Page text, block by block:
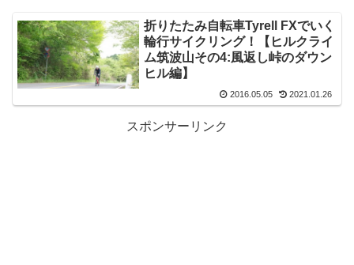
折りたたみ自転車Tyrell FXでいく
輪行サイクリング！【ヒルクライ
ム筑波山その4:風返し峠のダウン
ヒル編】
2016.05.05 2021.01.26
スポンサーリンク